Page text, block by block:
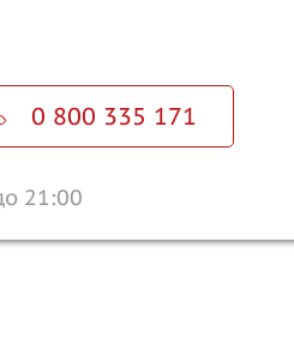
0 800 335 171
21:00